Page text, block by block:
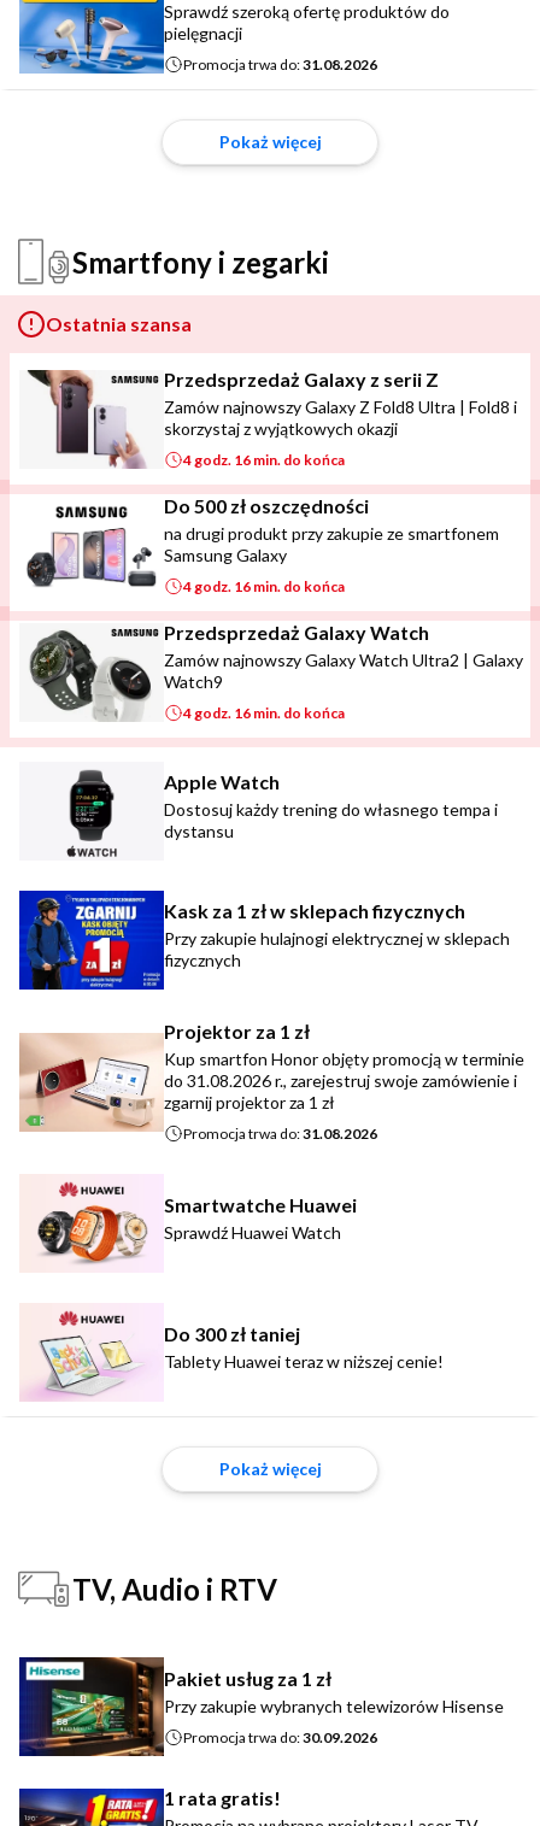
Sprawdź szeroką ofertę produktów do
pielęgnacji
Promocja trwa do:31.08.2026
Pokaż więcej
Smartfony i zegarki
Apple Watch
Dostosuj każdy trening do własnego tempa i
dystansu
Ostatnia szansa
Przedsprzedaż Galaxy z serii Z
Zamów najnowszy Galaxy Z Fold8 Ultra | Fold8 i
skorzystaj z wyjątkowych okazji
4 godz. 16 min. do końca
Kask za 1 zł w sklepach fizycznych
Przy zakupie hulajnogi elektrycznej w sklepach
fizycznych
Do 500 zł oszczędności
na drugi produkt przy zakupie ze smartfonem
Samsung Galaxy
4 godz. 16 min. do końca
Przedsprzedaż Galaxy Watch
Zamów najnowszy Galaxy Watch Ultra2 | Galaxy
Watch9
4 godz. 16 min. do końca
Projektor za 1 zł
Kup smartfon Honor objęty promocją w terminie
do 31.08.2026 r., zarejestruj swoje zamówienie i
zgarnij projektor za 1 zł
Promocja trwa do:31.08.2026
Smartwatche Huawei
Sprawdź Huawei Watch
Do 300 zł taniej
Tablety Huawei teraz w niższej cenie!
Pokaż więcej
TV, Audio i RTV
Pakiet usług za 1 zł
Przy zakupie wybranych telewizorów Hisense
Promocja trwa do:30.09.2026
1 rata gratis!